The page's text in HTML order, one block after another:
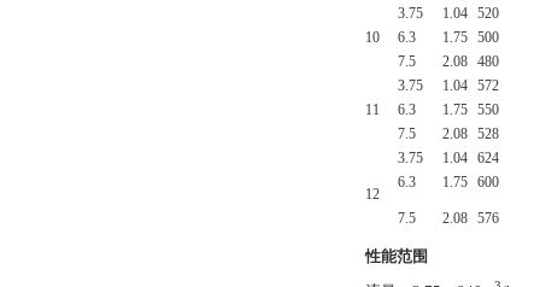
10
3.75 1.04 520
6.3
1.75 500
7.5
2.08 480
11
3.75 1.04 572
6.3
1.75 550
7.5
2.08 528
12
3.75 1.04 624
6.3
1.75 600
7.5 2.08 576
性能范围